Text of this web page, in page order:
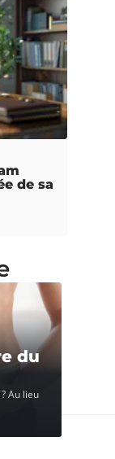
de sa
du
Au lieu